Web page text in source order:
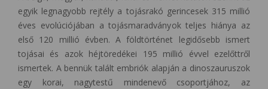
egyik legnagyobb rejtély a tojásrakó gerincesek 315 millió
éves evolúciójában a tojásmaradványok teljes hiánya az
első 120 millió évben. A földtörténet legidősebb ismert
tojásai és azok héjtöredékei 195 millió évvel ezelőttről
ismertek. A bennük talált embriók alapján a dinoszauruszok
egy korai, nagytestű mindenevő csoportjához, az